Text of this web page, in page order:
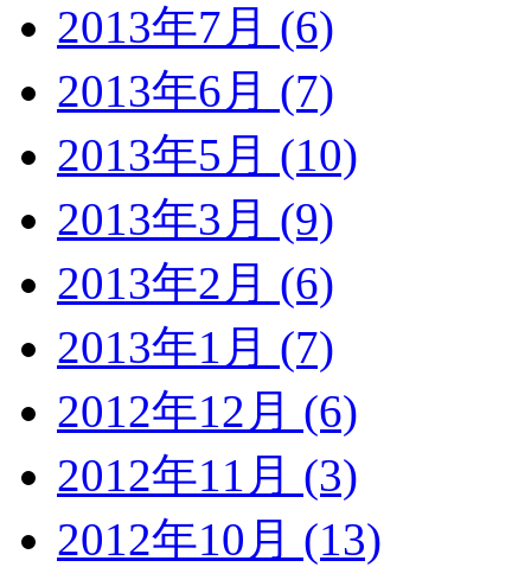
2013年7月 (6)
2013年6月 (7)
2013年5月 (10)
2013年3月 (9)
2013年2月 (6)
2013年1月 (7)
2012年12月 (6)
2012年11月 (3)
2012年10月 (13)